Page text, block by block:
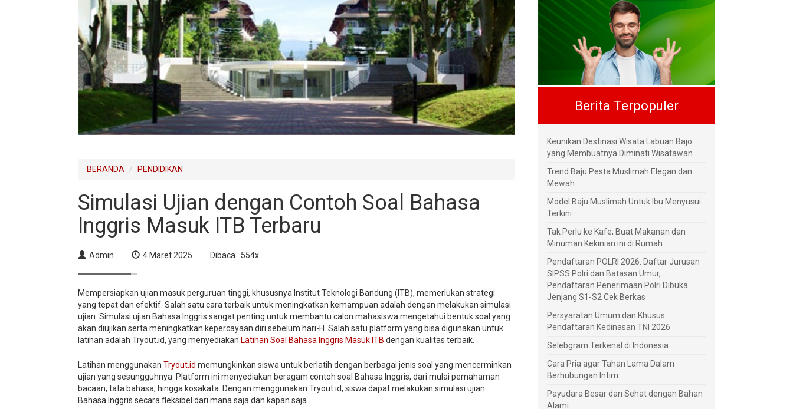
BERANDA PENDIDIKAN
Simulasi Ujian dengan Contoh Soal Bahasa
Inggris Masuk ITB Terbaru
Admin 4 Maret 2025 Dibaca : 554x
Mempersiapkan ujian masuk perguruan tinggi, khususnya Institut Teknologi Bandung (ITB), memerlukan strategi
yang tepat dan efektif. Salah satu cara terbaik untuk meningkatkan kemampuan adalah dengan melakukan simulasi
ujian. Simulasi ujian Bahasa Inggris sangat penting untuk membantu calon mahasiswa mengetahui bentuk soal yang
akan diujikan serta meningkatkan kepercayaan diri sebelum hari-H. Salah satu platform yang bisa digunakan untuk
latihan adalah Tryout.id, yang menyediakan Latihan Soal Bahasa Inggris Masuk ITB dengan kualitas terbaik.
Latihan menggunakan Tryout.id memungkinkan siswa untuk berlatih dengan berbagai jenis soal yang mencerminkan
ujian yang sesungguhnya. Platform ini menyediakan beragam contoh soal Bahasa Inggris, dari mulai pemahaman
bacaan, tata bahasa, hingga kosakata. Dengan menggunakan Tryout.id, siswa dapat melakukan simulasi ujian
Bahasa Inggris secara fleksibel dari mana saja dan kapan saja.
Berita Terpopuler
Keunikan Destinasi Wisata Labuan Bajo
yang Membuatnya Diminati Wisatawan
Trend Baju Pesta Muslimah Elegan dan
Mewah
Model Baju Muslimah Untuk Ibu Menyusui
Terkini
Tak Perlu ke Kafe, Buat Makanan dan
Minuman Kekinian ini di Rumah
Pendaftaran POLRI 2026: Daftar Jurusan
SIPSS Polri dan Batasan Umur,
Pendaftaran Penerimaan Polri Dibuka
Jenjang S1-S2 Cek Berkas
Persyaratan Umum dan Khusus
Pendaftaran Kedinasan TNI 2026
Selebgram Terkenal di Indonesia
Cara Pria agar Tahan Lama Dalam
Berhubungan Intim
Payudara Besar dan Sehat dengan Bahan
Alami